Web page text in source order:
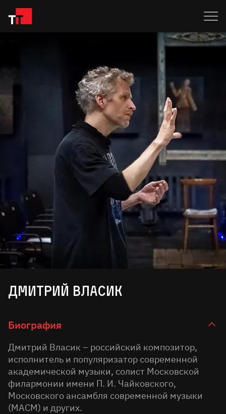
Дмитрий Власик
Биография
Дмитрий Власик – российский композитор,
исполнитель и популяризатор современной
академической музыки, солист Московской
филармонии имени П. И. Чайковского,
Московского ансамбля современной музыки
(МАСМ) и других.